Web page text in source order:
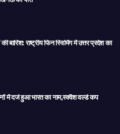
बारिश: राष्ट्रीय फिन स्विमिंग में उत्तर प्रदेश का
में दर्ज हुआ भारत का नाम,स्क्वैश वर्ल्ड कप